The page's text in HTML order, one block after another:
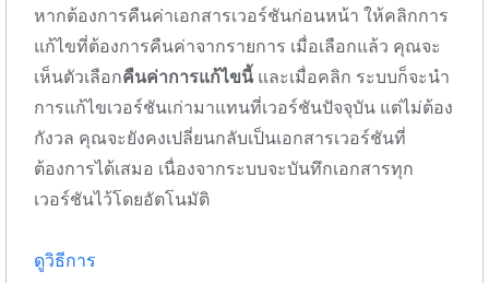
หากต้องการคืนค่าเอกสารเวอร์ชันก่อนหน้า ให้คลิกการ
แก้ไขที่ต้องการคืนค่าจากรายการ เมื่อเลือกแล้ว คุณจะ
เห็นตัวเลือกคืนค่าการแก้ไขนี้และเมื่อคลิก ระบบก็จะนำ
การแก้ไขเวอร์ชันเก่ามาแทนที่เวอร์ชันปัจจุบัน แต่ไม่ต้อง
กังวล คุณจะยังคงเปลี่ยนกลับเป็นเอกสารเวอร์ชันที่
ต้องการได้เสมอ เนื่องจากระบบจะบันทึกเอกสารทุก
เวอร์ชันไว้โดยอัตโนมัติ
ดูวิธีการ